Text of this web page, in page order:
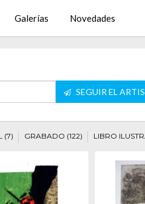
Galerías Novedades
SEGUIR EL
(7) GRABADO (122) LIBRO